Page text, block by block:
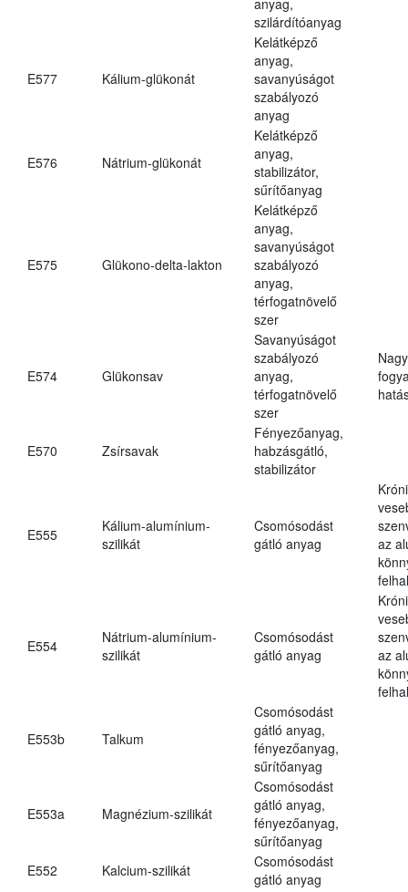
szilárdítóanyag
E577 Kálium-glükonát
Kelátképző
anyag,
savanyúságot
szabályozó
anyag
E576 Nátrium-glükonát
Kelátképző
anyag,
stabilizátor,
sűrítőanyag
E575 Glükono-delta-lakton
Kelátképző
anyag,
savanyúságot
szabályozó
anyag,
térfogatnövelő
szer
E574 Glükonsav
Savanyúságot
szabályozó
anyag,
térfogatnövelő
szer
E570 Zsírsavak
Fényezőanyag,
habzásgátló,
stabilizátor
E555
Kálium-alumínium-
szilikát
Csomósodást
gátló anyag
az
E554
Nátrium-alumínium-
szilikát
Csomósodást
gátló anyag
az
E553b Talkum
Csomósodást
gátló anyag,
fényezőanyag,
sűrítőanyag
E553a Magnézium-szilikát
Csomósodást
gátló anyag,
fényezőanyag,
sűrítőanyag
E552
Kalcium-szilikát
Csomósodást
gátló anyag